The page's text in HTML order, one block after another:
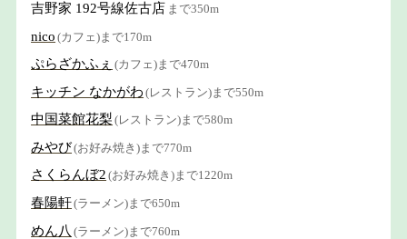
吉野家 192号線佐古店 まで350m
nico (カフェ)まで170m
ぷらざかふぇ (カフェ)まで470m
キッチン なかがわ (レストラン)まで550m
中国菜館花梨 (レストラン)まで580m
みやび(お好み焼き)まで770m
さくらんぼ2 (お好み焼き)まで1220m
春陽軒(ラーメン)まで650m
めん八 (ラーメン)まで760m